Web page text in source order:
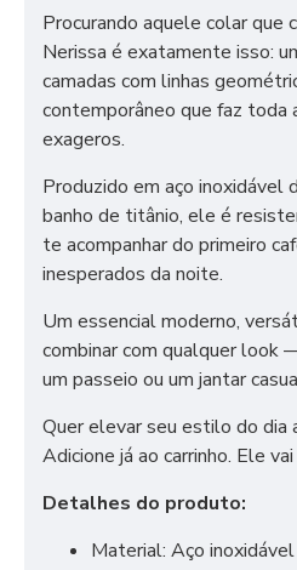
Procurando aquele colar que
Nerissa é exatamente isso:
camadas com linhas
contemporâneo que faz toda
exageros.
Produzido em aço inoxidável
banho de titânio, ele é
te acompanhar do primeiro
inesperados da noite.
Um essencial moderno,
combinar com qualquer look
um passeio ou um jantar
Quer elevar seu estilo do dia
Adicione já ao carrinho. Ele
Detalhes do produto:
Material: Aço